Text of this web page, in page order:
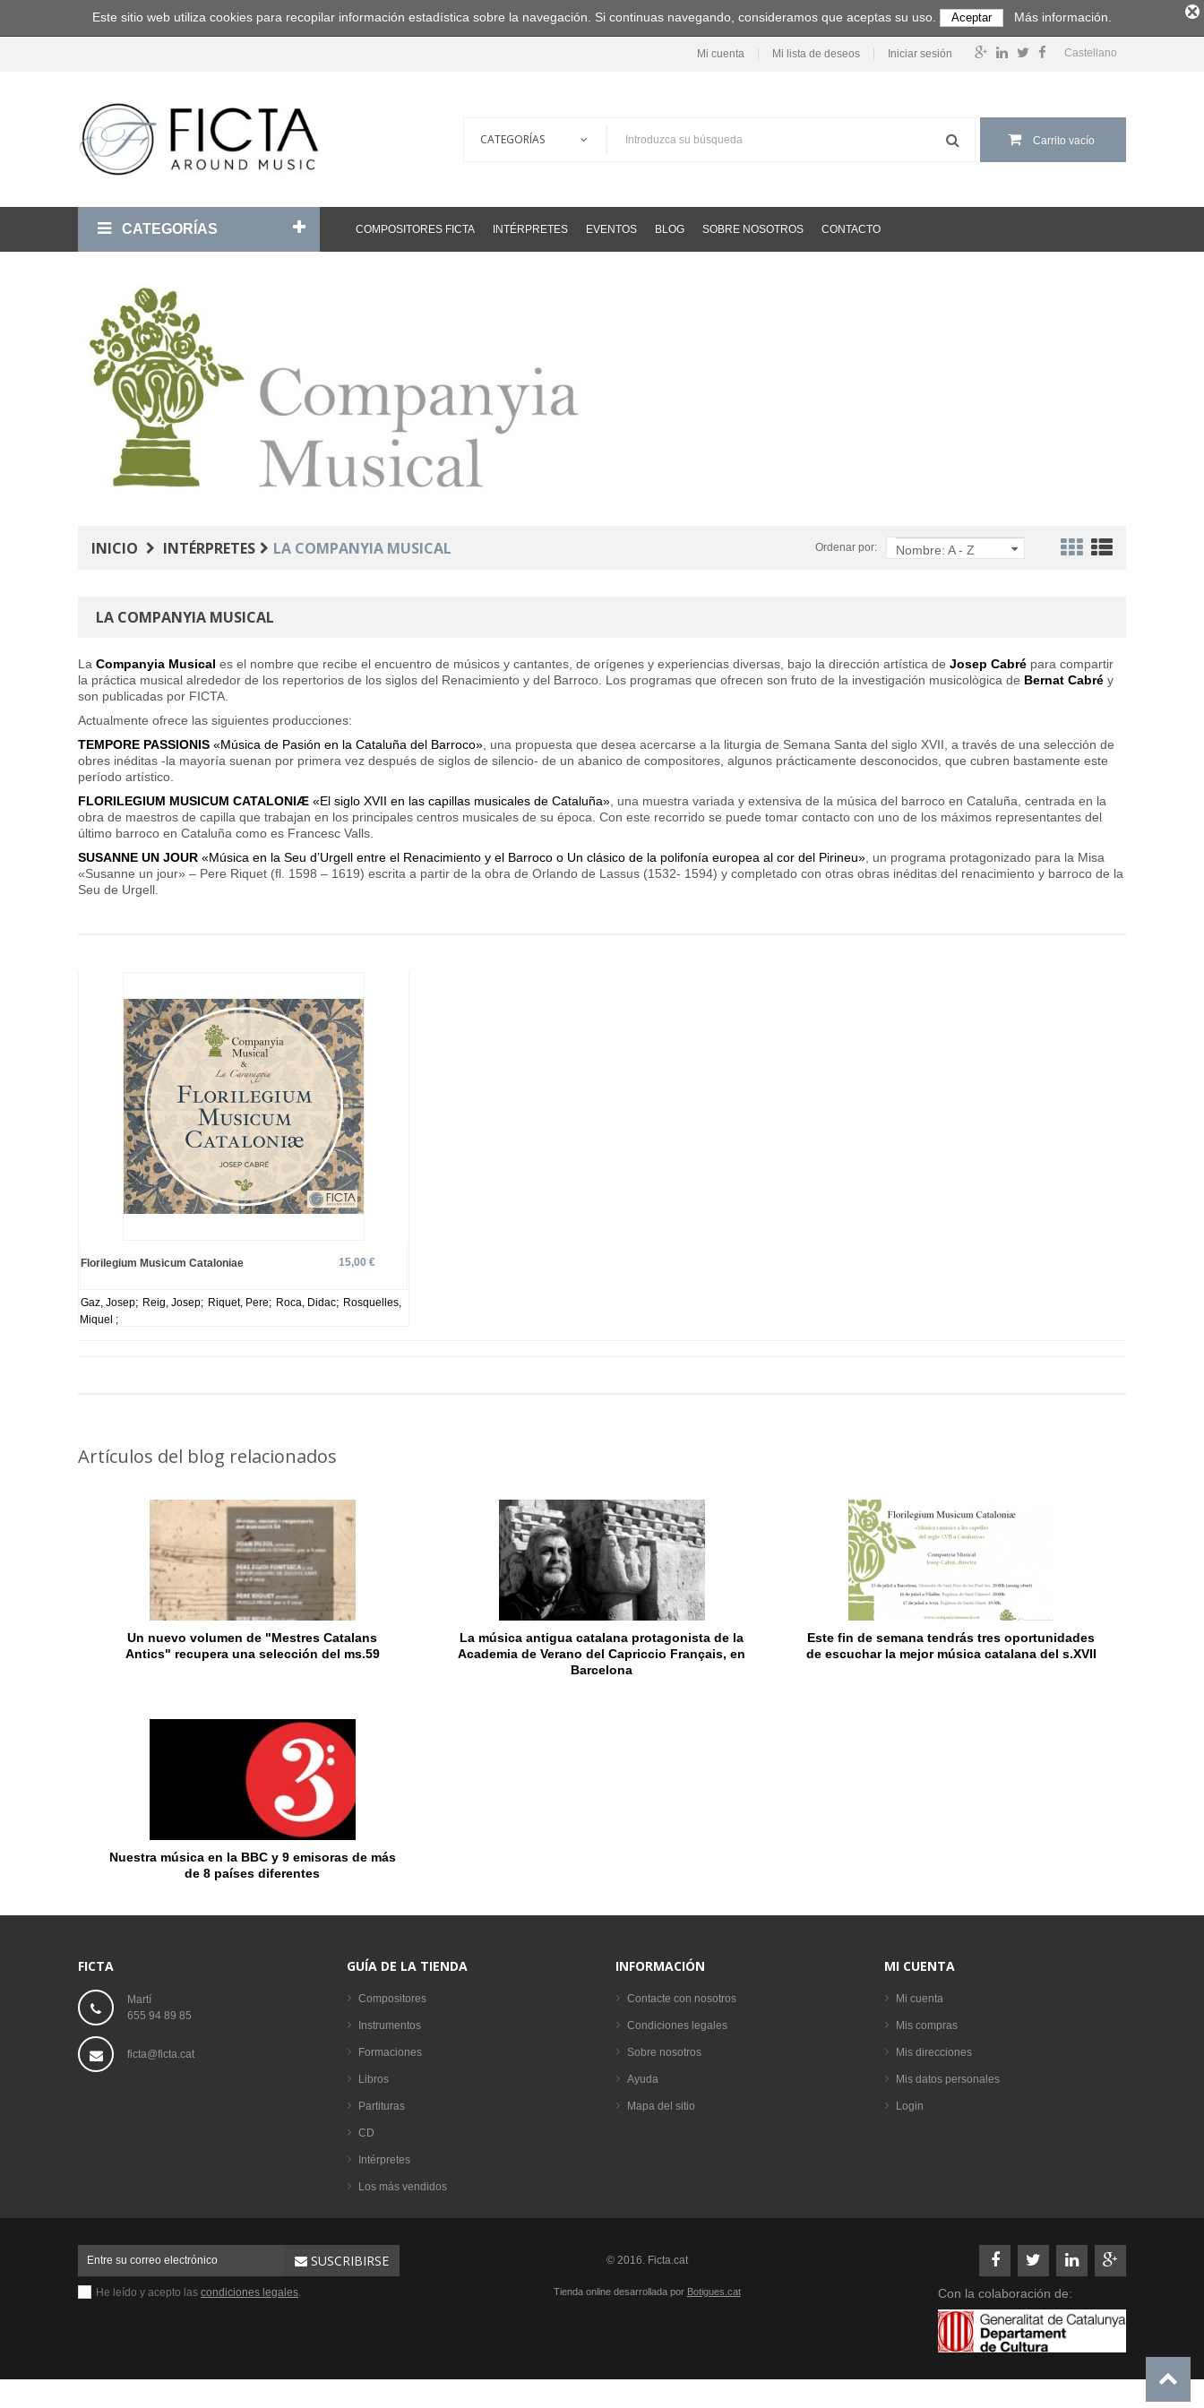
Castellano
Mi cuenta Mi lista de deseos Iniciar sesión
Carrito vacío
CATEGORÍAS COMPOSITORES FICTA INTÉRPRETES EVENTOS BLOG SOBRE NOSOTROS CONTACTO
INICIO INTÉRPRETES LA COMPANYIA MUSICAL Ordenar por: Nombre: A - Z
LA COMPANYIA MUSICAL
La Companyia Musical es el nombre que recibe el encuentro de músicos y cantantes, de orígenes y experiencias diversas, bajo la dirección artística de Josep Cabré para compartir
la práctica musical alrededor de los repertorios de los siglos del Renacimiento y del Barroco. Los programas que ofrecen son fruto de la investigación musicològica de Bernat Cabré y
son publicadas por FICTA.
Actualmente ofrece las siguientes producciones:
TEMPORE PASSIONIS «Música de Pasión en la Cataluña del Barroco», una propuesta que desea acercarse a la liturgia de Semana Santa del siglo XVII, a través de una selección de
obres inéditas -la mayoría suenan por primera vez después de siglos de silencio- de un abanico de compositores, algunos prácticamente desconocidos, que cubren bastamente este
período artístico.
FLORILEGIUM MUSICUM CATALONIÆ «El siglo XVII en las capillas musicales de Cataluña», una muestra variada y extensiva de la música del barroco en Cataluña, centrada en la
obra de maestros de capilla que trabajan en los principales centros musicales de su época. Con este recorrido se puede tomar contacto con uno de los máximos representantes del
último barroco en Cataluña como es Francesc Valls.
SUSANNE UN JOUR «Música en la Seu d’Urgell entre el Renacimiento y el Barroco o Un clásico de la polifonía europea al cor del Pirineu», un programa protagonizado para la Misa
«Susanne un jour» – Pere Riquet (fl. 1598 – 1619) escrita a partir de la obra de Orlando de Lassus (1532- 1594) y completado con otras obras inéditas del renacimiento y barroco de la
Seu de Urgell.
Florilegium Musicum Cataloniae 15,00 €
Gaz, Josep; Reig, Josep; Riquet, Pere; Roca, Didac; Rosquelles,
Miquel ;
Artículos del blog relacionados
Un nuevo volumen de "Mestres Catalans
Antics" recupera una selección del ms.59
La música antigua catalana protagonista de la
Academia de Verano del Capriccio Français, en
Barcelona
Este fin de semana tendrás tres oportunidades
de escuchar la mejor música catalana del s.XVII
Nuestra música en la BBC y 9 emisoras de más
de 8 países diferentes
FICTA
Martí
655 94 89 85
ficta@ficta.cat
GUÍA DE LA TIENDA
Compositores
Instrumentos
Formaciones
Libros
Partituras
CD
Intérpretes
Los más vendidos
INFORMACIÓN
Contacte con nosotros
Condiciones legales
Sobre nosotros
Ayuda
Mapa del sitio
MI CUENTA
Mi cuenta
Mis compras
Mis direcciones
Mis datos personales
Login
SUSCRIBIRSE
He leído y acepto las condiciones legales.
© 2016. Ficta.cat
Tienda online desarrollada por Botigues.cat Con la colaboración de:
Este sitio web utiliza cookies para recopilar información estadística sobre la navegación. Si continuas navegando, consideramos que aceptas su uso. Aceptar Más información.